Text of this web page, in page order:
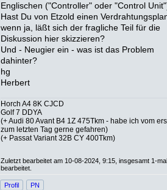
Englischen ("Controller" oder "Control
Hast Du von Etzold einen
wenn ja, läßt sich der fragliche Teil für die
Diskussion hier skizzieren?
Und - Neugier ein - was ist das Problem
dahinter?
hg
Herbert
Horch A4 8K CJCD
Golf 7 DDYA
(+ Audi 80 Avant B4 1Z 475Tkm - habe ich vom
zum letzten Tag gerne gefahren)
(+ Passat Variant 32B CY 400Tkm)
Zuletzt bearbeitet am 10-08-2024, 9:15, insgesamt 1-mal
bearbeitet.
Profil PN